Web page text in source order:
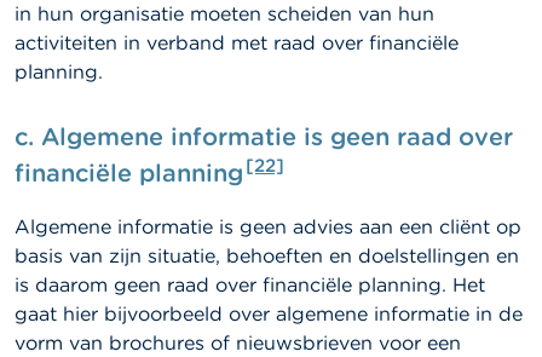
in hun organisatie moeten scheiden van hun
activiteiten in verband met raad over financiële
planning.
c. Algemene informatie is geen raad over
financiële planning [22]
Algemene informatie is geen advies aan een cliënt op
basis van zijn situatie, behoeften en doelstellingen en
is daarom geen raad over financiële planning. Het
gaat hier bijvoorbeeld over algemene informatie in de
vorm van brochures of nieuwsbrieven voor een